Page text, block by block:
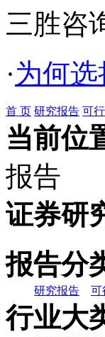
三胜咨
·为何选
首 页 研究报告 可
当前位
报告
证券研
报告分
研究报告 可
行业大